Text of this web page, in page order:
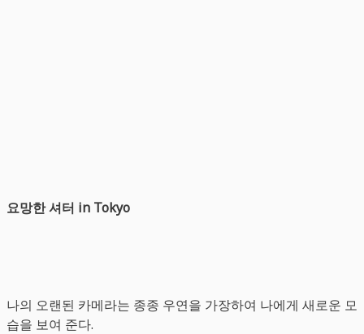
요망한셔터 in Tokyo
나의 오랜된 카메라는 종종 우연을 가장하여 나에게 새로운 모
습을 보여 준다.